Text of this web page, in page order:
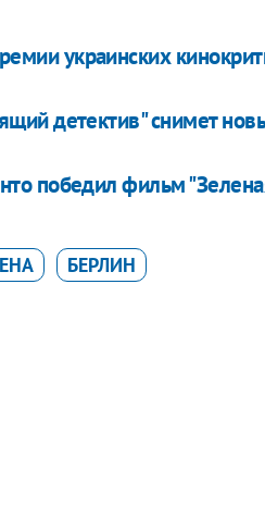
украинских
детектив" снимет
победил фильм
БЕРЛИН